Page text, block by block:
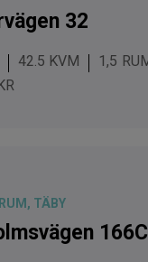
32
1,5
42.5 KVM
166C
TÄBY